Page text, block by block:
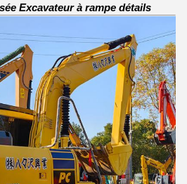
Excavateur à rampe détails